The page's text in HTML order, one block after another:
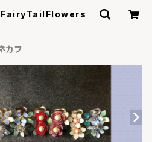
| FairyTailFlowers
カフ